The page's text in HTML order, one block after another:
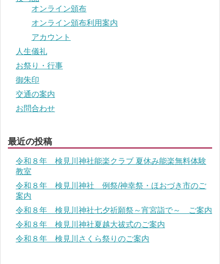
オンライン頒布
オンライン頒布利用案内
アカウント
人生儀礼
お祭り・行事
御朱印
交通の案内
お問合わせ
最近の投稿
令和８年 検見川神社能楽クラブ 夏休み能楽無料体験
教室
令和８年 検見川神社 例祭/神幸祭・ほおづき市のご
案内
令和８年 検見川神社七夕祈願祭～宵宮詣で～ ご案内
令和８年 検見川神社夏越大祓式のご案内
令和８年 検見川さくら祭りのご案内